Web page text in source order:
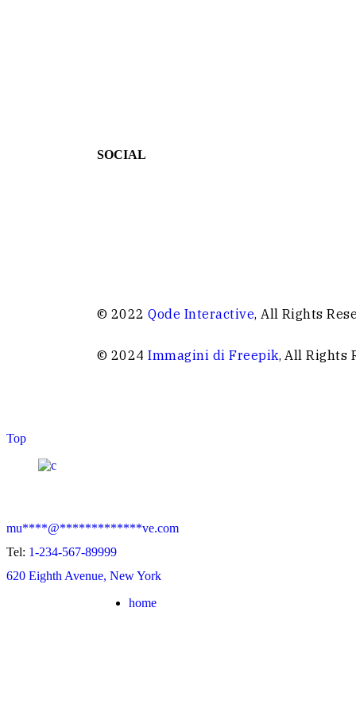
SOCIAL
© 2022Qode Interactive, All Rights
© 2024Immagini di Freepik, All Rights
Top
mu****@*************ve.com
Tel: 1-234-567-89999
620 Eighth Avenue, New York
home